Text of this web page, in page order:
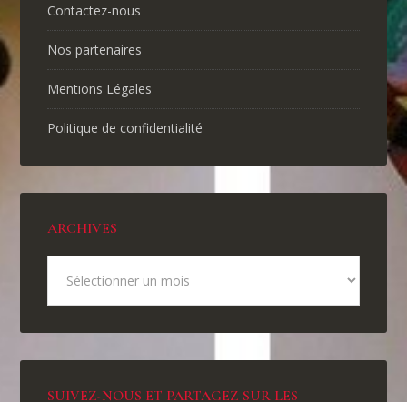
Contactez-nous
Nos partenaires
Mentions Légales
Politique de confidentialité
ARCHIVES
SUIVEZ-NOUS ET PARTAGEZ SUR LES